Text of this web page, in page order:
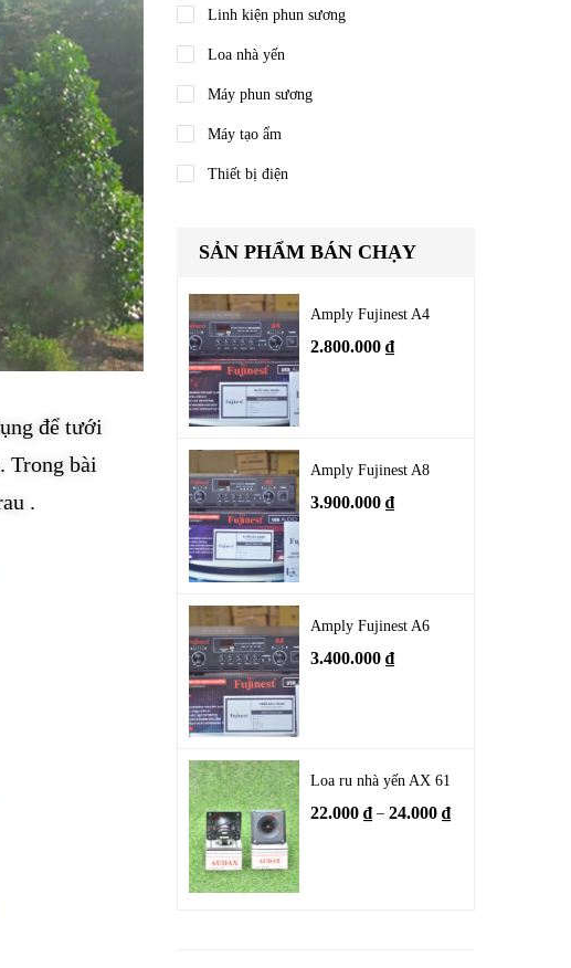
để tưới
Trong bài
.
Linh kiện phun sương
Loa nhà yến
Máy phun sương
Máy tạo ẩm
Thiết bị điện
SẢN PHẨM BÁN CHẠY
Amply Fujinest A4
2.800.000 ₫
Amply Fujinest A8
3.900.000 ₫
Amply Fujinest A6
3.400.000 ₫
Loa ru nhà yến AX 61
22.000 ₫– 24.000 ₫